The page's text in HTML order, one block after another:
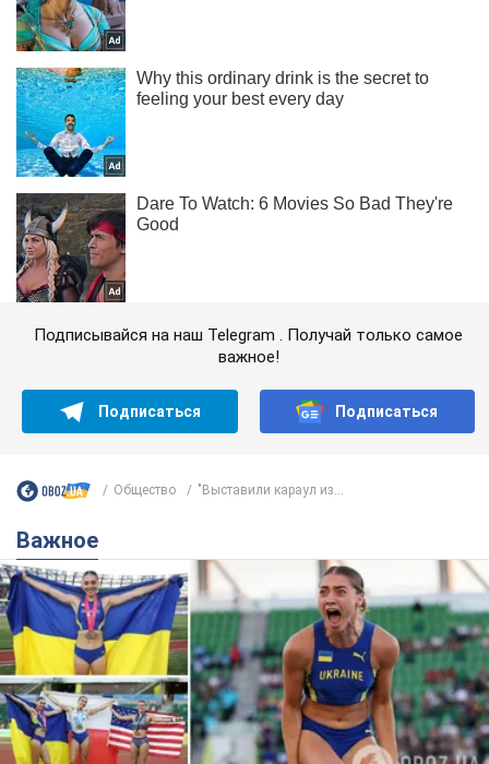
Подписывайся на наш Telegram . Получай только самое
важное!
Подписаться Подписаться
Общество "Выставили караул из...
Важное